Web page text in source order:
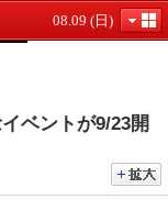
08.09 (日)
ベントが9/23開